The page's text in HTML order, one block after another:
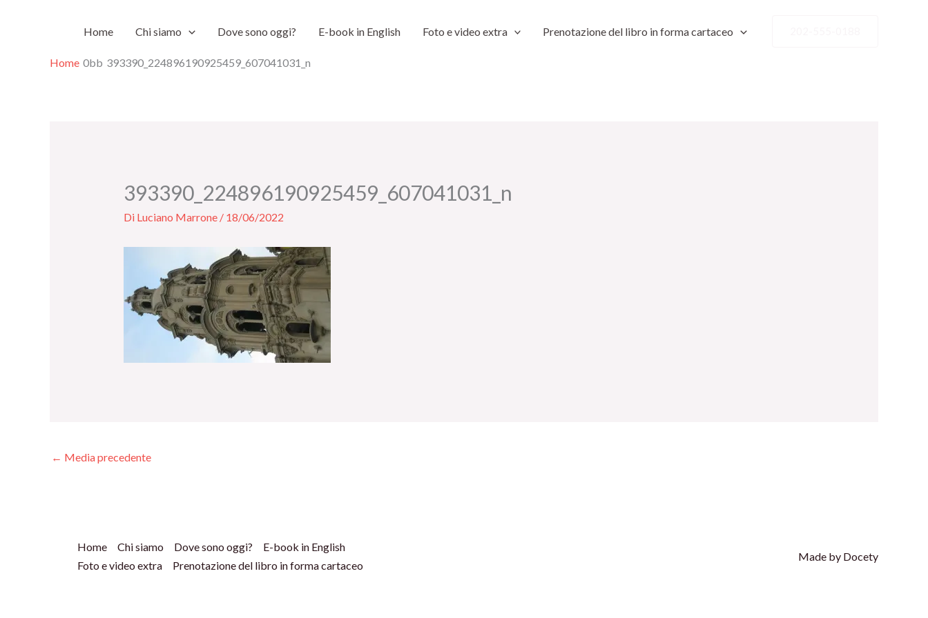
Home Chi siamo Dove sono oggi? E-book in English Foto e video extra Prenotazione del libro in forma cartaceo
Home 393390_224896190925459_607041031_n
393390_224896190925459_607041031_n
Di Luciano Marrone / 18/06/2022
← Media precedente
Home Chi siamo Dove sono oggi?
E-book in English
Foto e video extra
Prenotazione del libro in forma cartaceo
Made by Docety